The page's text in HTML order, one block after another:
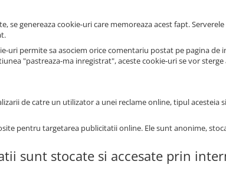
se genereaza cookie-uri care memoreaza acest fapt.
uri permite sa asociem orice comentariu postat pe pagina
"pastreaza-ma inregistrat", aceste cookie-uri se vor
de catre un utilizator a unei reclame online, tipul acesteia
pentru targetarea publicitatii online. Ele sunt anonime,
sunt stocate si accesate prin